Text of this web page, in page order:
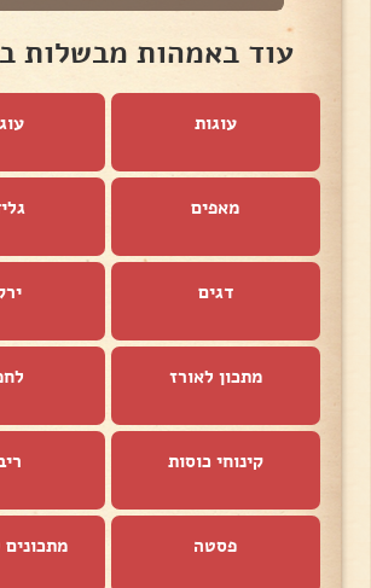
עוד באמהות מבשלות
עוגות
מאפים
דגים
מתכון לאורז
קינוחי כוסות
פסטה מתכונים